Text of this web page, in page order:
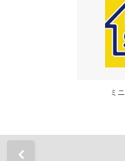
ミ